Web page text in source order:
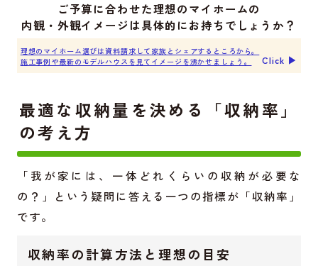
ご予算に合わせた理想のマイホームの
内観・外観イメージは具体的にお持ちでしょうか？
理想のマイホーム選びは資料請求して家族とシェアするところから。
施工事例や最新のモデルハウスを見てイメージを沸かせましょう。
Click ▶︎
最適な収納量を決める「収納率」
の考え方
「我が家には、一体どれくらいの収納が必要な
の？」という疑問に答える一つの指標が「収納率」
です。
収納率の計算方法と理想の目安